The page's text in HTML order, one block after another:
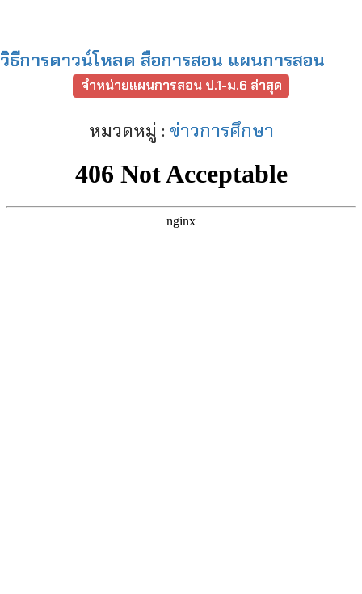
วิธีการดาวน์โหลด สือการสอน แผนการสอน
จำหน่ายแผนการสอน ป.1-ม.6 ล่าสุด
หมวดหมู่ : ข่าวการศึกษา